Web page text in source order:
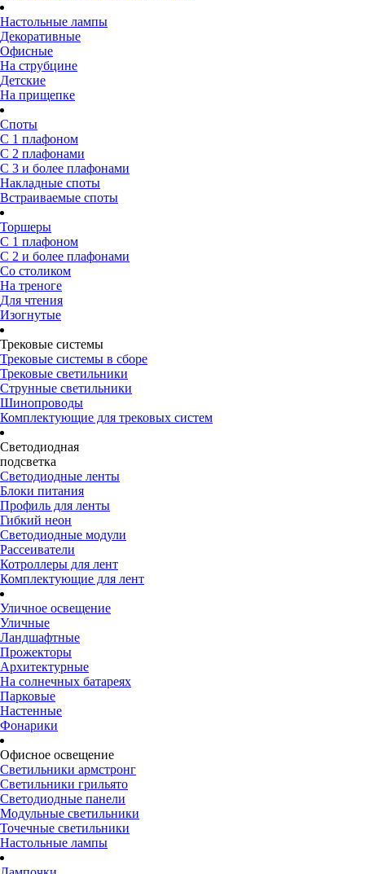
Настольные лампы
Декоративные
Офисные
На струбцине
Детские
На прищепке
Споты
С 1 плафоном
С 2 плафонами
С 3 и более плафонами
Накладные споты
Встраиваемые споты
Торшеры
С 1 плафоном
С 2 и более плафонами
Со столиком
На треноге
Для чтения
Изогнутые
Трековые системы
Трековые системы в сборе
Трековые светильники
Струнные светильники
Шинопроводы
Комплектующие для трековых систем
Светодиодная
подсветка
Светодиодные ленты
Блоки питания
Профиль для ленты
Гибкий неон
Светодиодные модули
Рассеиватели
Котроллеры для лент
Комплектующие для лент
Уличное освещение
Уличные
Ландшафтные
Прожекторы
Архитектурные
На солнечных батареях
Парковые
Настенные
Фонарики
Офисное освещение
Светильники армстронг
Светильники грильято
Светодиодные панели
Модульные светильники
Точечные светильники
Настольные лампы